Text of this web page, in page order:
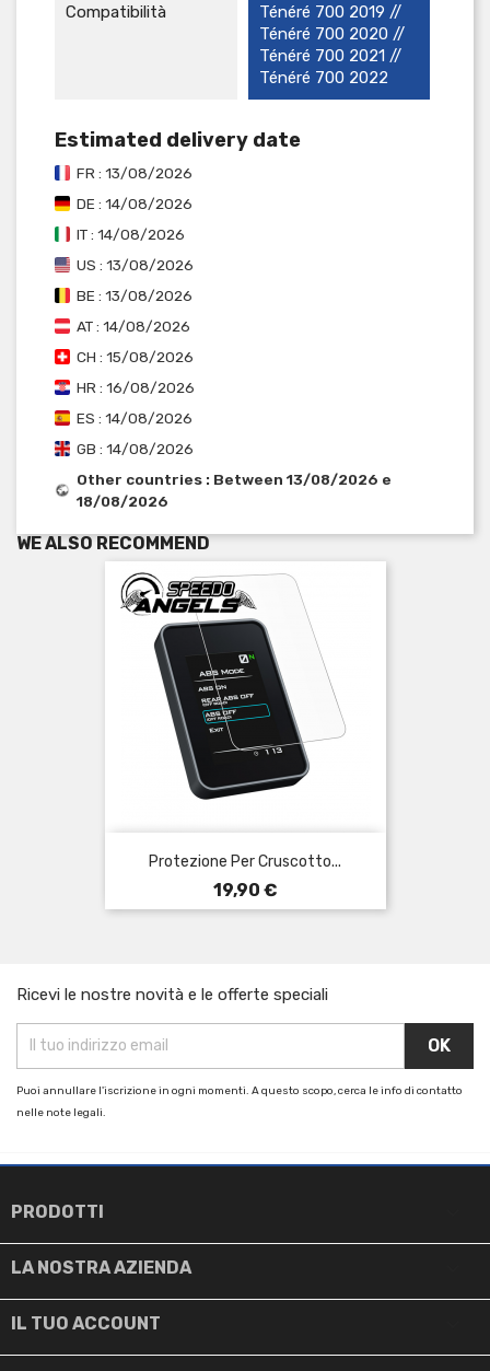
Compatibilità
Ténéré 700 2019 //
Ténéré 700 2020 //
Ténéré 700 2021 //
Ténéré 700 2022
Estimated delivery date
FR : 13/08/2026
DE : 14/08/2026
IT : 14/08/2026
US : 13/08/2026
BE : 13/08/2026
AT : 14/08/2026
CH : 15/08/2026
HR : 16/08/2026
ES : 14/08/2026
GB : 14/08/2026
Other countries : Between 13/08/2026 e
18/08/2026
WE ALSO RECOMMEND
Protezione Per Cruscotto...
Prezzo
19,90 €
Ricevi le nostre novità e le offerte speciali
Puoi annullare l'iscrizione in ogni momenti. A questo scopo, cerca le info di contatto
nelle note legali.
PRODOTTI
LA NOSTRA AZIENDA
IL TUO ACCOUNT